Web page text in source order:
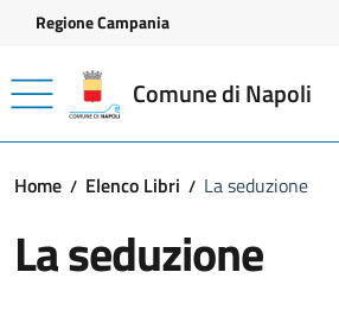
Vai ai contenuti
Vai al footer
Regione Campania
Comune di Napoli
Home Elenco Libri La seduzione
La seduzione